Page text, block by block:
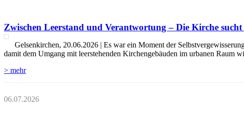
Zwischen Leerstand und Verantwortung – Die Kirche sucht
Gelsenkirchen, 20.06.2026 | Es war ein Moment der
damit dem Umgang mit leerstehenden Kirchengebäuden im urbanen Raum
> mehr
06.07.2026